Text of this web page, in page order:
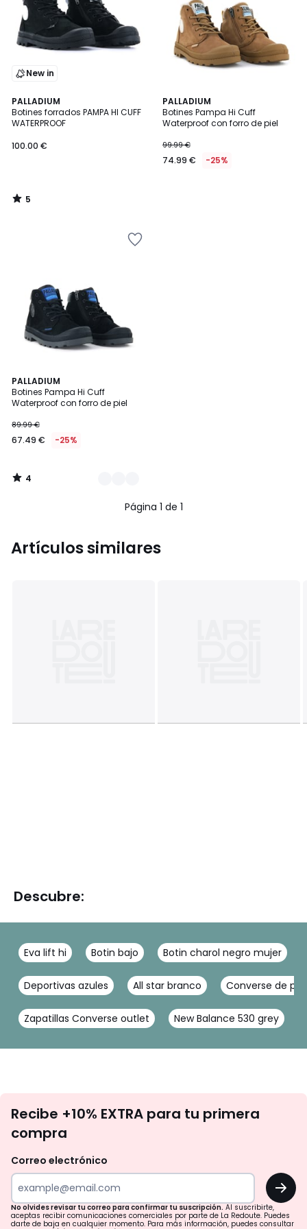
New in
PALLADIUM
Botines forrados PAMPA HI CUFF
WATERPROOF
€.
100.00 €
5
/
5
5
/
PALLADIUM
Botines Pampa Hi Cuff
Waterproof con forro de piel
99.99 €
74.99 € -25%
PALLADIUM
Botines Pampa Hi Cuff
Waterproof con forro de piel
89.99 €
67.49 € -25%
4
/
5
2
Colores
4
/
Página 1 de 1
Artículos similares
Descubre:
Eva lift hi Botin bajo Botin charol negro mujer
Deportivas azules All star branco Converse de
Zapatillas Converse outlet New Balance 530 grey
te
tu
para
Recibe +10% EXTRA para tu primera
compra
Correo electrónico
OK
No olvides revisar tu correo para confirmar tu suscripción. Al suscribirte,
aceptas recibir comunicaciones comerciales por parte de La Redoute. Puedes
darte de baja en cualquier momento. Para más información, puedes consultar